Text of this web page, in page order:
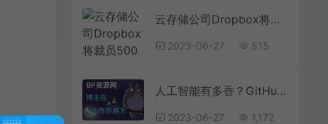
云存储公司Dropbox将裁员500人，称未来属于人工智能
2023-06-27 515
人工智能有多香？GitHub调查发现美国超九成码农已投向AI怀抱天安门上毛主席像已挂73年，还要挂多久？早在1980年邓公便已解答
2023-06-27 1,172